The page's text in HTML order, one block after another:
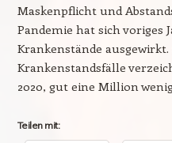
Maskenpflicht und
Pandemie hat sich voriges
Krankenstände
Krankenstandsfälle
2020, gut eine Million
Teilen mit: